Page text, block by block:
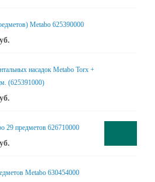
Metabo 625390000
насадок Metabo Torx +
(625391000)
29 предметов 626710000
Metabo 630454000